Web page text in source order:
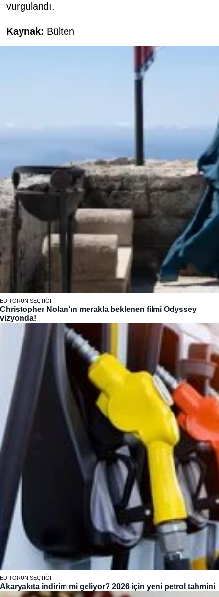
vurgulandı.
Kaynak: Bülten
EDITÖRÜN SEÇTIĞI
Christopher Nolan’ın merakla beklenen filmi Odyssey
vizyonda!
EDITÖRÜN SEÇTIĞI
Akaryakıta indirim mi geliyor? 2026 için yeni petrol tahmini